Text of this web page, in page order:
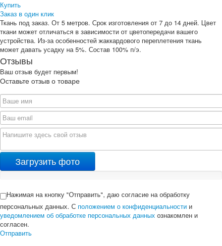
Купить
Заказ в один клик
Ткань под заказ. От 5 метров. Срок изготовления от 7 до 14 дней. Цвет
ткани может отличаться в зависимости от цветопередачи вашего
устройства. Из-за особенностей жаккардового переплетения ткань
может давать усадку на 5%. Состав 100% п/э.
Отзывы
Ваш отзыв будет первым!
Оставьте отзыв о товаре
Загрузить фото
Нажимая на кнопку "Отправить", даю согласие на обработку
персональных данных. С положением о конфиденциальности и
уведомлением об обработке персональных данных ознакомлен и
согласен.
Отправить